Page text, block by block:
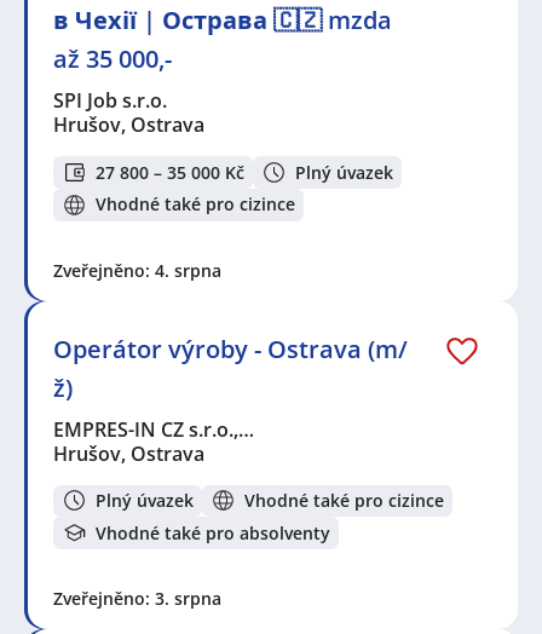
в Чехії | Острава 🇨🇿 mzda
až 35 000,-
SPI Job s.r.o.
Hrušov, Ostrava
27 800 – 35 000 Kč
Plný úvazek
Vhodné také pro cizince
Zveřejněno: 4. srpna
Operátor výroby - Ostrava (m/
ž)
EMPRES-IN CZ s.r.o.,…
Hrušov, Ostrava
Plný úvazek
Vhodné také pro cizince
Vhodné také pro absolventy
Zveřejněno: 3. srpna